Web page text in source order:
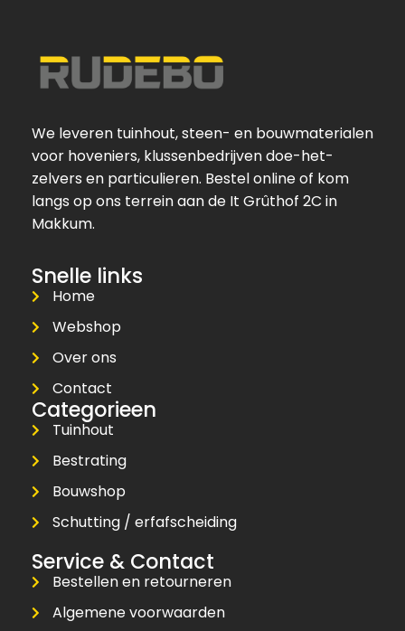
We leveren tuinhout, steen- en bouwmaterialen
voor hoveniers, klussenbedrijven doe-het-
zelvers en particulieren. Bestel online of kom
langs op ons terrein aan de It Grûthof 2C in
Makkum.
Snelle links
Home
Webshop
Over ons
Contact
Categorieen
Tuinhout
Bestrating
Bouwshop
Schutting / erfafscheiding
Service & Contact
Bestellen en retourneren
Algemene voorwaarden